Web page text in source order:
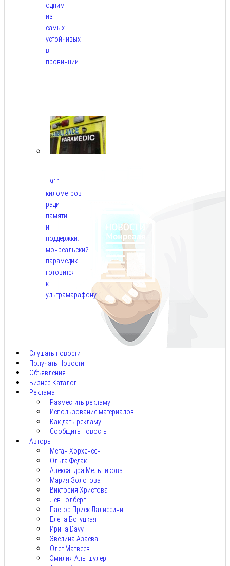
одним
из
самых
устойчивых
в
провинции
911
километров
ради
памяти
и
поддержки:
монреальский
парамедик
готовится
к
ультрамарафону
Слушать новости
Получать Новости
Объявления
Бизнес-Каталог
Реклама
Разместить рекламу
Использование материалов
Как дать рекламу
Сообщить новость
Авторы
Меган Хорхенсен
Ольга Федак
Александра Мельникова
Мария Золотова
Виктория Христова
Лев Голберг
Пастор Приск Лалиссини
Елена Богуцкая
Ирина Davy
Эвелина Азаева
Олег Матвеев
Эмилия Альтшулер